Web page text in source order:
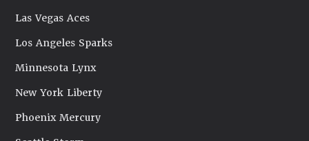
Las Vegas Aces
Los Angeles Sparks
Minnesota Lynx
New York Liberty
Phoenix Mercury